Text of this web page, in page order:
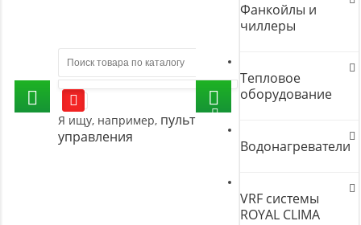
Я ищу, например, пульт
управления
Фанкойлы и
чиллеры
Тепловое
оборудование
Водонагреватели
VRF системы
ROYAL CLIMA